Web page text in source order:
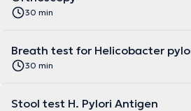
30 min
Breath test for Helicobacter
30 min
Stool test H. Pylori Antigen